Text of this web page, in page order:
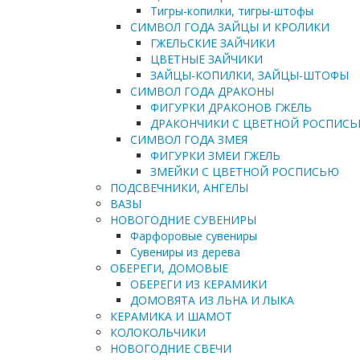
Тигры-копилки, тигры-штофы
СИМВОЛ ГОДА ЗАЙЦЫ И КРОЛИКИ
ГЖЕЛЬСКИЕ ЗАЙЧИКИ
ЦВЕТНЫЕ ЗАЙЧИКИ
ЗАЙЦЫ-КОПИЛКИ, ЗАЙЦЫ-ШТОФЫ
СИМВОЛ ГОДА ДРАКОНЫ
ФИГУРКИ ДРАКОНОВ ГЖЕЛЬ
ДРАКОНЧИКИ С ЦВЕТНОЙ
СИМВОЛ ГОДА ЗМЕЯ
ФИГУРКИ ЗМЕИ ГЖЕЛЬ
ЗМЕЙКИ С ЦВЕТНОЙ РОСПИСЬЮ
ПОДСВЕЧНИКИ, АНГЕЛЫ
ВАЗЫ
НОВОГОДНИЕ СУВЕНИРЫ
Фарфоровые сувениры
Сувениры из дерева
ОБЕРЕГИ, ДОМОВЫЕ
ОБЕРЕГИ ИЗ КЕРАМИКИ
ДОМОВЯТА ИЗ ЛЬНА И ЛЫКА
КЕРАМИКА И ШАМОТ
КОЛОКОЛЬЧИКИ
НОВОГОДНИЕ СВЕЧИ